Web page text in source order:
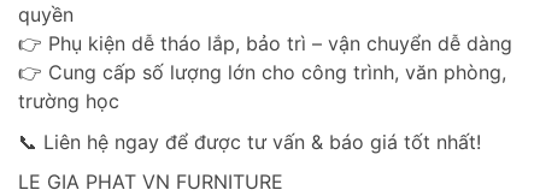
quyền
👉 Phụ kiện dễ tháo lắp, bảo trì – vận chuyển dễ dàng
👉 Cung cấp số lượng lớn cho công trình, văn phòng,
trường học
📞 Liên hệ ngay để được tư vấn & báo giá tốt nhất!
LE GIA PHAT VN FURNITURE